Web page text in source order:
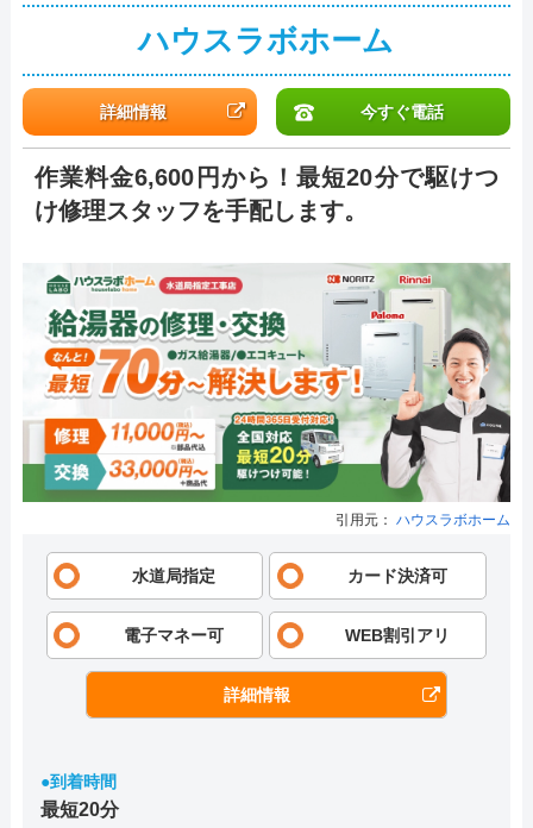
ハウスラボホーム
詳細情報 今すぐ電話
作業料金6,600円から！最短20分で駆けつ
け修理スタッフを手配します。
引用元： ハウスラボホーム
水道局指定 カード決済可
電子マネー可 WEB割引アリ
詳細情報
●到着時間
最短20分